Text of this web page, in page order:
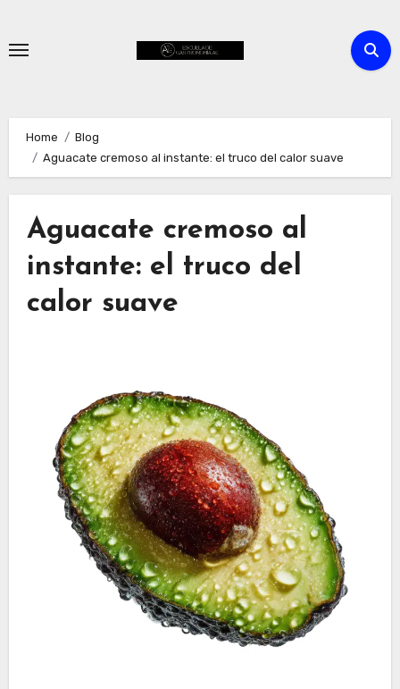
content
Home
Blog
Aguacate cremoso al instante: el truco del calor suave
Aguacate cremoso al
instante: el truco del
calor suave